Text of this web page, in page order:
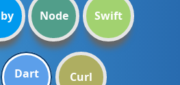
Node Swift
Dart Curl